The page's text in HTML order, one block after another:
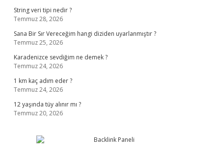
String veri tipi nedir ?
Temmuz 28, 2026
Sana Bir Sır Vereceğim hangi diziden uyarlanmıştır ?
Temmuz 25, 2026
Karadenizce sevdiğim ne demek ?
Temmuz 24, 2026
1 km kaç adım eder ?
Temmuz 24, 2026
12 yaşında tüy alınır mı ?
Temmuz 20, 2026